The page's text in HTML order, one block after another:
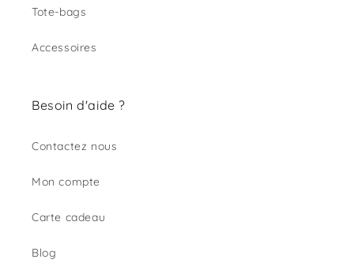
Tote-bags
Accessoires
Besoin d'aide ?
Contactez nous
Mon compte
Carte cadeau
Blog